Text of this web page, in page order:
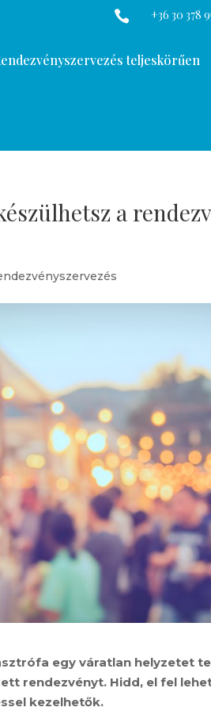
 +36 30 378
teljeskörűen
a
egy váratlan helyzetet
rendezvényt. Hidd, el fel
kezelhetők.